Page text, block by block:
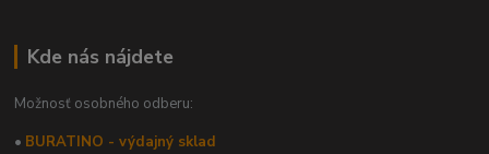
Kde nás nájdete
Možnosť osobného odberu:
• BURATINO - výdajný sklad